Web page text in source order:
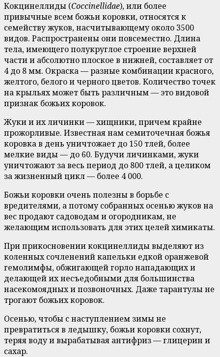
Кокцинеллиды (Coccinellidae), или более
привычные всем божьи коровки, относятся к
семейству жуков, насчитывающему около 3500
видов. Распространены они повсеместно. Длина
тела, имеющего полукруглое строение верхней
части и абсолютно плоское в нижней, составляет от
4 до 8 мм. Окраска — разные комбинации красного,
желтого, белого и черного цветов. Количество точек
на крыльях может быть различным — это видовой
признак божьих коровок.
Жуки и их личинки — хищники, причем крайне
прожорливые. Известная нам семиточечная божья
коровка в день уничтожает до 150 тлей, более
мелкие виды — до 60. Будучи личинками, жуки
уничтожают за весь период до 800 тлей, а целиком
за жизненный цикл — более 4 000.
Божьи коровки очень полезны в борьбе с
вредителями, а потому собранных осенью жуков на
вес продают садоводам и огородникам, не
желающим использовать для этих целей химикаты.
При прикосновении кокцинеллиды выделяют из
коленных сочленений капельки едкой оранжевой
гемолимфы, обжигающей горло нападающих и
делающей их несъедобными для большинства
насекомоядных и позвоночных. Даже тарантулы не
трогают божьих коровок.
Осенью, чтобы с наступлением зимы не
превратиться в ледышку, божьи коровки сохнут,
теряя воду и вырабатывая антифриз — глицерин и
сахар.